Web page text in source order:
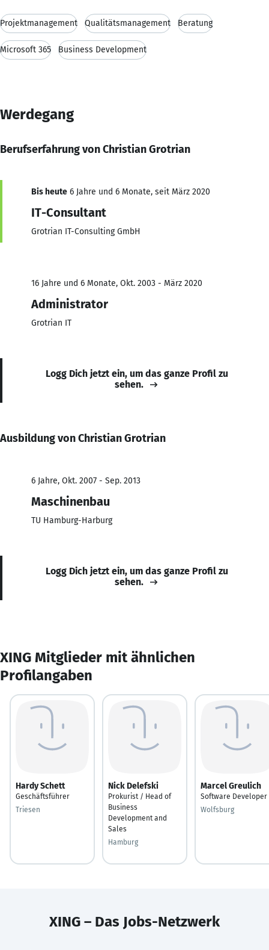
Projektmanagement Qualitätsmanagement Beratung
Microsoft 365 Business Development
Werdegang
Berufserfahrung von Christian Grotrian
Bis heute 6 Jahre und 6 Monate, seit März 2020
IT-Consultant
Grotrian IT-Consulting GmbH
16 Jahre und 6 Monate, Okt. 2003 - März 2020
Administrator
Grotrian IT
Logg Dich jetzt ein, um das ganze Profil zu
sehen.
Ausbildung von Christian Grotrian
6 Jahre, Okt. 2007 - Sep. 2013
Maschinenbau
TU Hamburg-Harburg
Logg Dich jetzt ein, um das ganze Profil zu
sehen.
XING Mitglieder mit ähnlichen
Profilangaben
Hardy Schett
Geschäftsführer
Triesen
Nick Delefski
Prokurist / Head of
Business
Development and
Sales
Hamburg
Marcel Greulich
Software Developer
Wolfsburg
XING – Das Jobs-Netzwerk